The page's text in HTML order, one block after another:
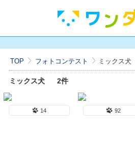
TOP フォトコンテスト ミックス犬
ミックス犬 2件
14 92